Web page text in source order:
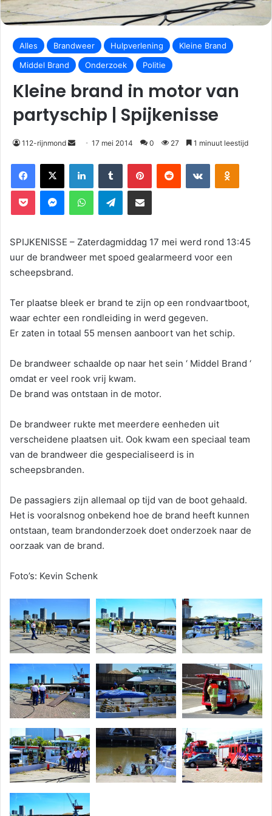
Alles Brandweer Hulpverlening
Kleine Brand
Middel Brand
Onderzoek Politie
Kleine brand in motor van
partyschip | Spijkenisse
112-rijnmond 17 mei 2014 0 27 1 minuut leestijd
Facebook X LinkedIn Tumblr Pinterest Reddit VKontakte Odnoklassniki
Pocket Messenger WhatsApp Telegram Deel via E-mail
SPIJKENISSE – Zaterdagmiddag 17 mei werd rond 13:45
uur de brandweer met spoed gealarmeerd voor een
scheepsbrand.
Ter plaatse bleek er brand te zijn op een rondvaartboot,
waar echter een rondleiding in werd gegeven.
Er zaten in totaal 55 mensen aanboort van het schip.
De brandweer schaalde op naar het sein ‘ Middel Brand ‘
omdat er veel rook vrij kwam.
De brand was ontstaan in de motor.
De brandweer rukte met meerdere eenheden uit
verscheidene plaatsen uit. Ook kwam een speciaal team
van de brandweer die gespecialiseerd is in
scheepsbranden.
De passagiers zijn allemaal op tijd van de boot gehaald.
Het is vooralsnog onbekend hoe de brand heeft kunnen
ontstaan, team brandonderzoek doet onderzoek naar de
oorzaak van de brand.
Foto’s: Kevin Schenk